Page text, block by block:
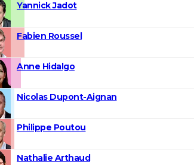
Yannick Jadot
Fabien Roussel
Anne Hidalgo
Nicolas Dupont-Aignan
Philippe Poutou
Nathalie Arthaud